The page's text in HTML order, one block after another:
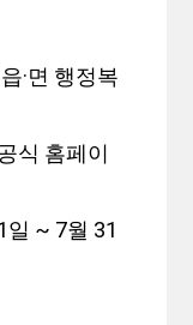
·면 행정복
식 홈페이
일 ~ 7월 31